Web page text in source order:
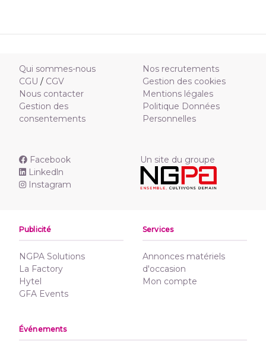
Qui sommes-nous
CGU / CGV
Nous contacter
Gestion des
consentements
Nos recrutements
Gestion des cookies
Mentions légales
Politique Données
Personnelles
Facebook
Linkedln
Instagram
Un site du groupe
Publicité
NGPA Solutions
La Factory
Hytel
GFA Events
Services
Annonces matériels
d'occasion
Mon compte
Événements